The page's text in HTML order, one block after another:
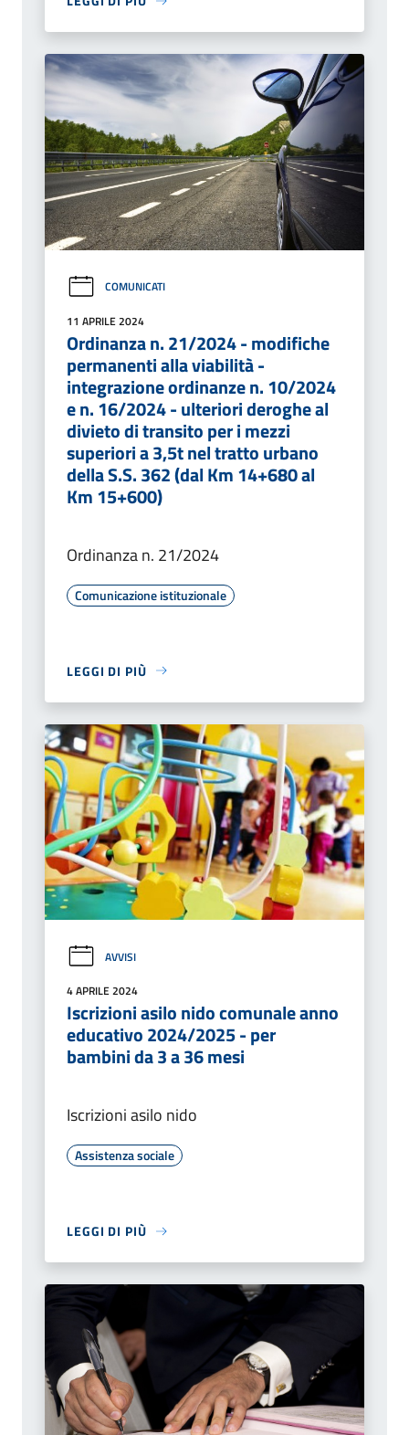
COMUNICATI
11 APRILE 2024
Ordinanza n. 21/2024 - modifiche
permanenti alla viabilità -
integrazione ordinanze n. 10/2024
e n. 16/2024 - ulteriori deroghe al
divieto di transito per i mezzi
superiori a 3,5t nel tratto urbano
della S.S. 362 (dal Km 14+680 al
Km 15+600)
Ordinanza n. 21/2024
Comunicazione istituzionale
LEGGI DI PIÙ
AVVISI
4 APRILE 2024
Iscrizioni asilo nido comunale anno
educativo 2024/2025 - per
bambini da 3 a 36 mesi
Iscrizioni asilo nido
Assistenza sociale
LEGGI DI PIÙ